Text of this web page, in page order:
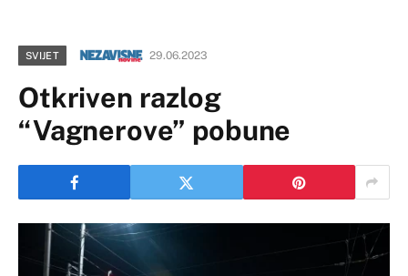
SVIJET 29.06.2023
Otkriven razlog
“Vagnerove” pobune